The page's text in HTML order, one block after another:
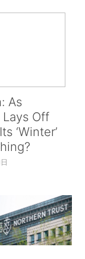
As
Off
‘Winter’